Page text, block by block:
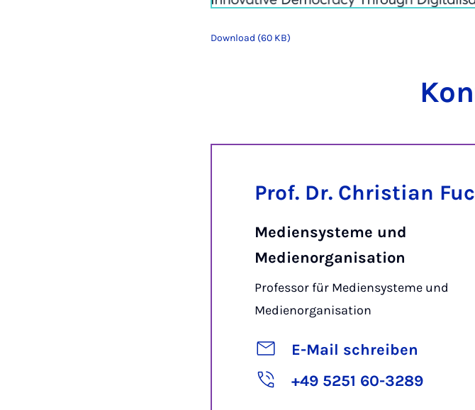
Download (60 KB)
Prof. Dr. Christian
Mediensysteme und
Medienorganisation
Professor für Mediensysteme und
Medienorganisation
E-Mail schreiben
+49 5251 60-3289